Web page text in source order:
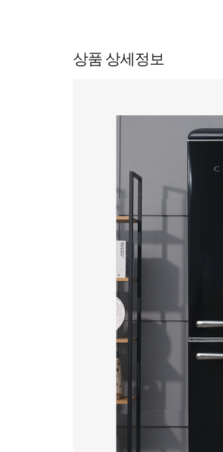
상품 상세정보